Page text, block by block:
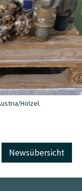
Hölzel.
Newsübersicht